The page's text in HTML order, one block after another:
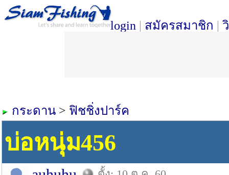
login | สมัครสมาชิก |
กระดาน > ฟิชชิ่งปาร์ค
บ่อหนุ่ม456